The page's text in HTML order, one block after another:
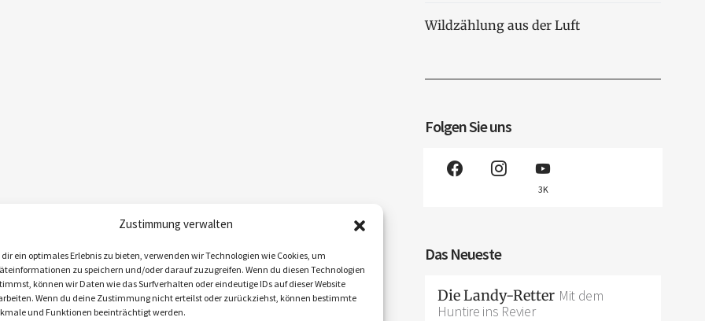
Zustimmung verwalten
ein optimales Erlebnis zu bieten, verwenden wir Technologien wie Cookies, um
zu speichern und/oder darauf zuzugreifen. Wenn du diesen Technologien
können wir Daten wie das Surfverhalten oder eindeutige IDs auf dieser Website
Wenn du deine Zustimmung nicht erteilst oder zurückziehst, können bestimmte
und Funktionen beeinträchtigt werden.
Wildzählung aus der Luft
Folgen Sie uns
3K
Das Neueste
Die Landy-Retter Mit dem
Huntire ins Revier